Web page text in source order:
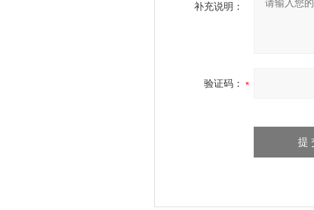
补充说明：
验证码：